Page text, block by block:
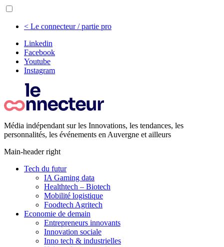
< Le connecteur / partie pro
Linkedin
Facebook
Youtube
Instagram
Média indépendant sur les Innovations, les tendances, les
personnalités, les événements en Auvergne et ailleurs
Main-header right
Tech du futur
IA Gaming data
Healthtech – Biotech
Mobilité logistique
Foodtech Agritech
Economie de demain
Entrepreneurs innovants
Innovation sociale
Inno tech & industrielles